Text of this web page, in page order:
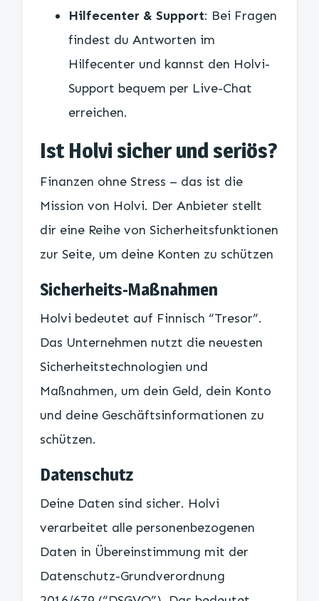
Hilfecenter & Support: Bei Fragen
findest du Antworten im
Hilfecenter und kannst den Holvi-
Support bequem per Live-Chat
erreichen.
Ist Holvi sicher und seriös?
Finanzen ohne Stress – das ist die
Mission von Holvi. Der Anbieter stellt
dir eine Reihe von Sicherheitsfunktionen
zur Seite, um deine Konten zu schützen
Sicherheits-Maßnahmen
Holvi bedeutet auf Finnisch “Tresor”.
Das Unternehmen nutzt die neuesten
Sicherheitstechnologien und
Maßnahmen, um dein Geld, dein Konto
und deine Geschäftsinformationen zu
schützen.
Datenschutz
Deine Daten sind sicher. Holvi
verarbeitet alle personenbezogenen
Daten in Übereinstimmung mit der
Datenschutz-Grundverordnung